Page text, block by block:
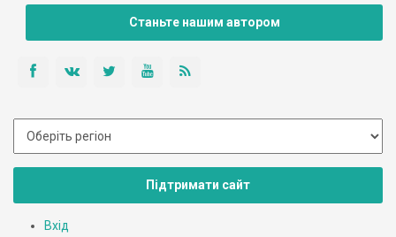
Станьте нашим автором
Підтримати сайт
Вхід